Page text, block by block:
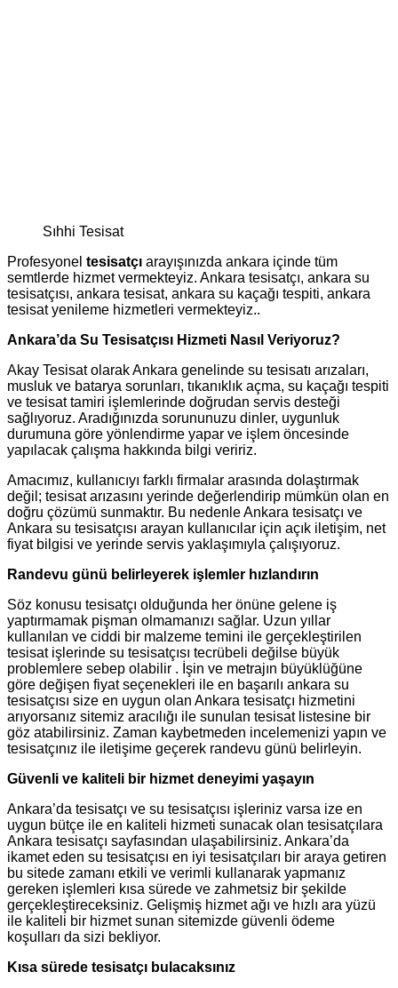
Sıhhi Tesisat
Profesyonel tesisatçı arayışınızda ankara içinde tüm
semtlerde hizmet vermekteyiz. Ankara tesisatçı, ankara su
tesisatçısı, ankara tesisat, ankara su kaçağı tespiti, ankara
tesisat yenileme hizmetleri vermekteyiz..
Ankara’da Su Tesisatçısı Hizmeti Nasıl Veriyoruz?
Akay Tesisat olarak Ankara genelinde su tesisatı arızaları,
musluk ve batarya sorunları, tıkanıklık açma, su kaçağı tespiti
ve tesisat tamiri işlemlerinde doğrudan servis desteği
sağlıyoruz. Aradığınızda sorununuzu dinler, uygunluk
durumuna göre yönlendirme yapar ve işlem öncesinde
yapılacak çalışma hakkında bilgi veririz.
Amacımız, kullanıcıyı farklı firmalar arasında dolaştırmak
değil; tesisat arızasını yerinde değerlendirip mümkün olan en
doğru çözümü sunmaktır. Bu nedenle Ankara tesisatçı ve
Ankara su tesisatçısı arayan kullanıcılar için açık iletişim, net
fiyat bilgisi ve yerinde servis yaklaşımıyla çalışıyoruz.
Randevu günü belirleyerek işlemler hızlandırın
Söz konusu tesisatçı olduğunda her önüne gelene iş
yaptırmamak pişman olmamanızı sağlar. Uzun yıllar
kullanılan ve ciddi bir malzeme temini ile gerçekleştirilen
tesisat işlerinde su tesisatçısı tecrübeli değilse büyük
problemlere sebep olabilir . İşin ve metrajın büyüklüğüne
göre değişen fiyat seçenekleri ile en başarılı ankara su
tesisatçısı size en uygun olan Ankara tesisatçı hizmetini
arıyorsanız sitemiz aracılığı ile sunulan tesisat listesine bir
göz atabilirsiniz. Zaman kaybetmeden incelemenizi yapın ve
tesisatçınız ile iletişime geçerek randevu günü belirleyin.
Güvenli ve kaliteli bir hizmet deneyimi yaşayın
Ankara’da tesisatçı ve su tesisatçısı işleriniz varsa ize en
uygun bütçe ile en kaliteli hizmeti sunacak olan tesisatçılara
Ankara tesisatçı sayfasından ulaşabilirsiniz. Ankara’da
ikamet eden su tesisatçısı en iyi tesisatçıları bir araya getiren
bu sitede zamanı etkili ve verimli kullanarak yapmanız
gereken işlemleri kısa sürede ve zahmetsiz bir şekilde
gerçekleştireceksiniz. Gelişmiş hizmet ağı ve hızlı ara yüzü
ile kaliteli bir hizmet sunan sitemizde güvenli ödeme
koşulları da sizi bekliyor.
Kısa sürede tesisatçı bulacaksınız